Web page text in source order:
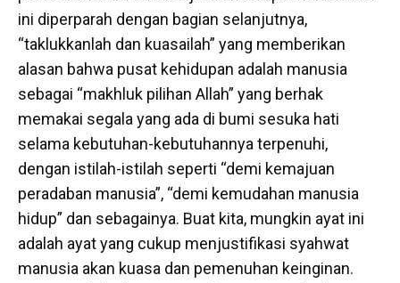
ini diperparah dengan bagian selanjutnya,
“taklukkanlah dan kuasailah” yang memberikan
alasan bahwa pusat kehidupan adalah manusia
sebagai “makhluk pilihan Allah” yang berhak
memakai segala yang ada di bumi sesuka hati
selama kebutuhan-kebutuhannya terpenuhi,
dengan istilah-istilah seperti “demi kemajuan
peradaban manusia”, “demi kemudahan manusia
hidup” dan sebagainya. Buat kita, mungkin ayat ini
adalah ayat yang cukup menjustifikasi syahwat
manusia akan kuasa dan pemenuhan keinginan.